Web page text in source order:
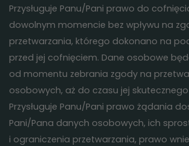
Przysługuje Panu/Pani prawo do
dowolnym momencie bez wpływu na
przetwarzania, którego dokonano na
przed jej cofnięciem. Dane osobowe
od momentu zebrania zgody na
osobowych, aż do czasu jej
Przysługuje Panu/Pani prawo żądania
Pani/Pana danych osobowych, ich
i ograniczenia przetwarzania, prawo